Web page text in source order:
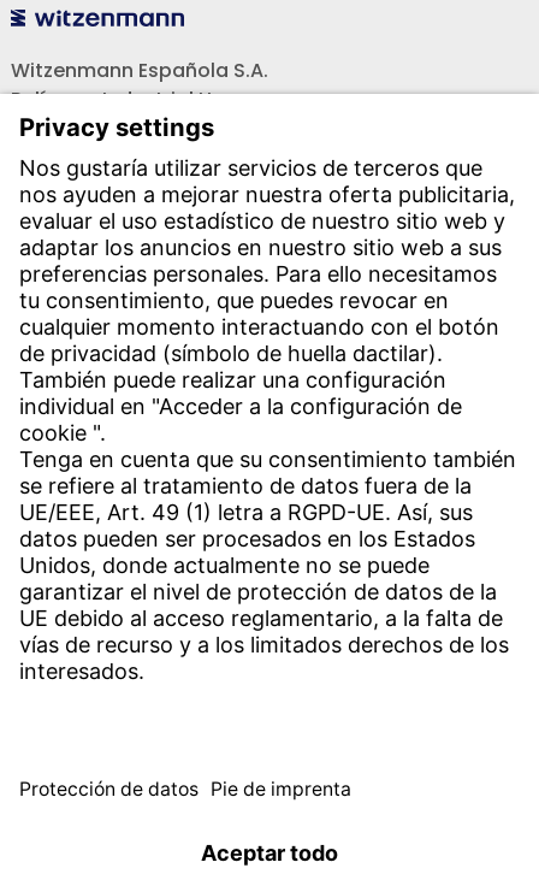
Witzenmann Española S.A.
Polígono Industrial Henares
C/. Livorno s/n
19004 Guadalajara
Teléfono recepción:
+34 949 325 200(24 horas)
Contacto
Sedes en todo el mundo
Contacto
Servicio
Centro de descargas
Descargar software de aplicación
Canal de Denuncias de Witzenmann
España | ES
Pie de imprenta Protección de datos